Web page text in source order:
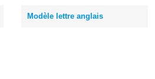
Modèle lettre anglais